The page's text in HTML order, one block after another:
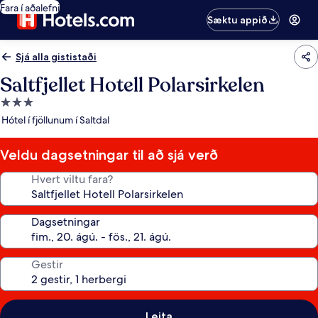
Fara í aðalefni
Sæktu appið
Sjá alla gististaði
Saltfjellet Hotell Polarsirkelen
3.0
stjörnu
Hótel í fjöllunum í Saltdal
Veldu dagsetningar til að sjá verð
Hvert viltu fara?
Dagsetningar
Gestir